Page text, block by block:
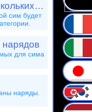
сим будет
нарядов
для сима
наряды.